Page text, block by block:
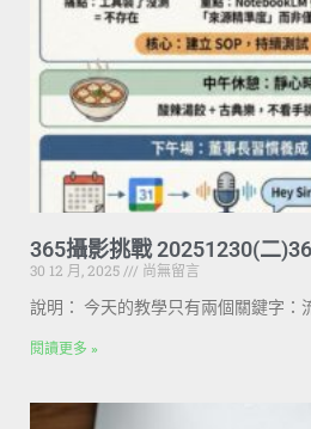
365攝影挑戰 20251230(二
30 12 月, 2025
尚無留言
說明： 今天的教學只有兩個關鍵字：
閱讀更多 »